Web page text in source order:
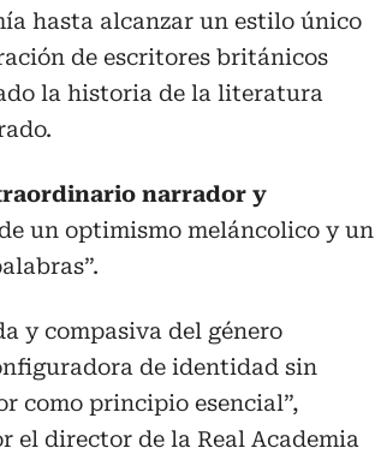
hasta alcanzar un estilo único
de escritores británicos
la historia de la literatura
narrador y
un optimismo meláncolico y un
y compasiva del género
de identidad sin
como principio esencial”,
el director de la Real Academia